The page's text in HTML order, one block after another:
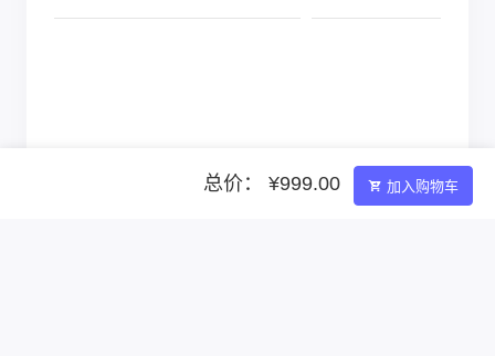
总价： ¥999.00 加入购物车